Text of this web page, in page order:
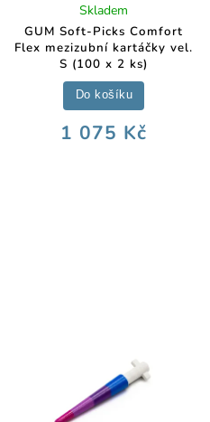
GUM Soft-Picks Comfort
Flex mezizubní kartáčky vel.
S (100 x 2 ks)
Skladem
1 075 Kč
Do košíku